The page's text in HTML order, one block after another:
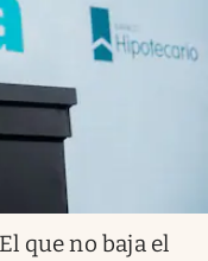
que no baja el